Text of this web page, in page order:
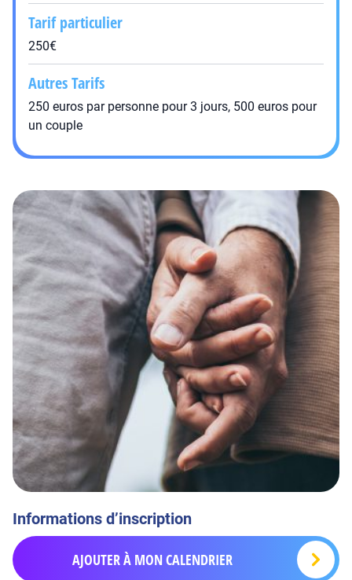
Tarif particulier
250€
Autres Tarifs
250 euros par personne pour 3 jours, 500 euros pour
un couple
Informations d’inscription
AJOUTER À MON CALENDRIER